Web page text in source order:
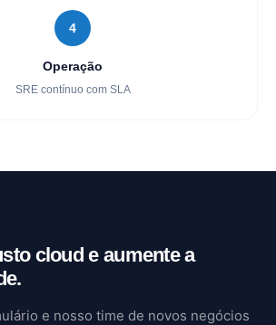
4
Operação
SRE contínuo com SLA
cloud e aumente a
e nosso time de novos negócios